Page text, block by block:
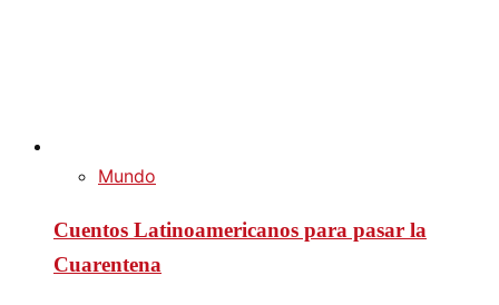
Mundo
Cuentos Latinoamericanos para pasar la
Cuarentena